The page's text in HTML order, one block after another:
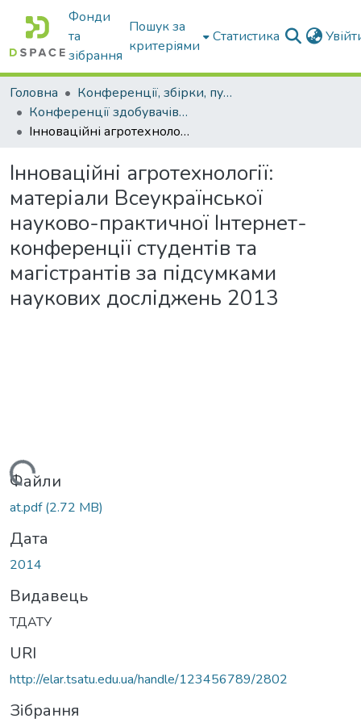
Фонди
та
зібрання
Пошук за
критеріями
Статистика
Головна
Конференції, збірки, публікації молодих вчених і здобувачів : магістрів, бакалаврів, аспірантів.
Конференції здобувачів та молодих вчених
Інноваційні агротехнології: матеріали Всеукраїнської науково-практичної Інтернет-конференції студентів та магістрантів за підсумками наукових досліджень 2013
Інноваційні агротехнології:
матеріали Всеукраїнської
науково-практичної Інтернет-
конференції студентів та
магістрантів за підсумками
наукових досліджень 2013
Вантажиться...
Файли
at.pdf(2.72 MB)
Дата
2014
Видавець
ТДАТУ
URI
http://elar.tsatu.edu.ua/handle/123456789/2802
Зібрання